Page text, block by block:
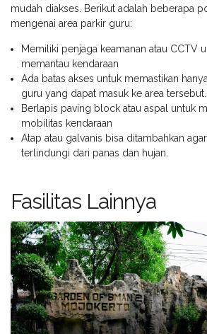
mudah diakses. Berikut adalah beberapa
mengenai area parkir guru:
Memiliki penjaga keamanan atau CCTV
memantau kendaraan
Ada batas akses untuk memastikan
guru yang dapat masuk ke area tersebut.
Berlapis paving block atau aspal untuk
mobilitas kendaraan
Atap atau galvanis bisa ditambahkan
terlindungi dari panas dan hujan.
Fasilitas Lainnya